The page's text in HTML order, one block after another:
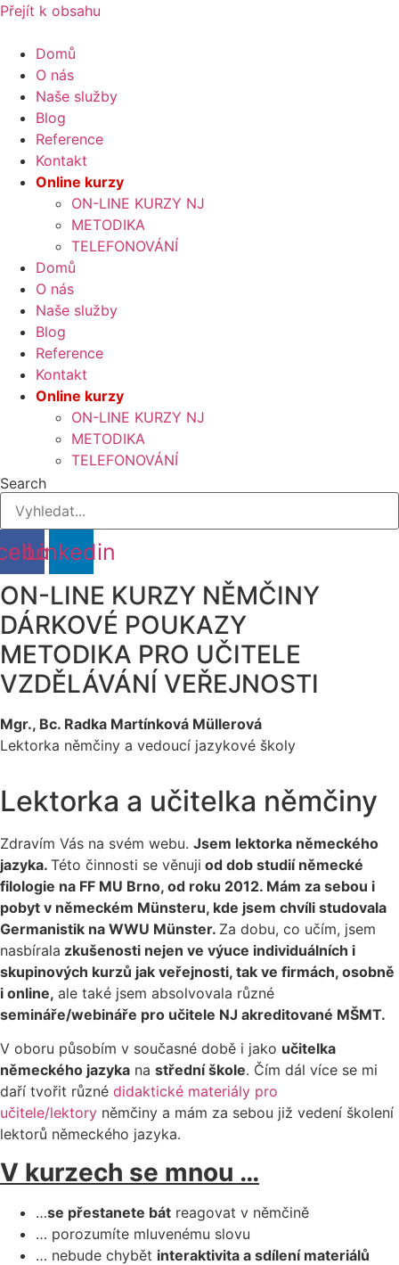
Přejít k obsahu
Domů
O nás
Naše služby
Blog
Reference
Kontakt
Online kurzy
ON-LINE KURZY NJ
METODIKA
TELEFONOVÁNÍ
Domů
O nás
Naše služby
Blog
Reference
Kontakt
Online kurzy
ON-LINE KURZY NJ
METODIKA
TELEFONOVÁNÍ
Search
Linkedin
ON-LINE KURZY NĚMČINY
DÁRKOVÉ POUKAZY
METODIKA PRO UČITELE
VZDĚLÁVÁNÍ VEŘEJNOSTI
Mgr., Bc. Radka Martínková Müllerová
Lektorka němčiny a vedoucí jazykové školy
Lektorka a učitelka němčiny
Zdravím Vás na svém webu. Jsem lektorka německého
jazyka. Této činnosti se věnuji od dob studií německé
filologie na FF MU Brno, od roku 2012. Mám za sebou i
pobyt v německém Münsteru, kde jsem chvíli studovala
Germanistik na WWU Münster. Za dobu, co učím, jsem
nasbírala zkušenosti nejen ve výuce individuálních i
skupinových kurzů jak veřejnosti, tak ve firmách, osobně
i online, ale také jsem absolvovala různé
semináře/webináře pro učitele NJ akreditované MŠMT.
V oboru působím v současné době i jako učitelka
německého jazyka na střední škole. Čím dál více se mi
daří tvořit různé didaktické materiály pro
učitele/lektory němčiny a mám za sebou již vedení školení
lektorů německého jazyka.
V kurzech se mnou …
…se přestanete bát reagovat v němčině
… porozumíte mluvenému slovu
… nebude chybět interaktivita a sdílení materiálů